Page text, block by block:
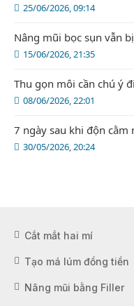
25/06/2026, 09:14
15/06/2026, 21:35
Nâng mũi bọc sụn vẫn
08/06/2026, 22:01
Thu gọn môi cần chú ý
30/05/2026, 20:24
7 ngày sau khi độn cằm
Cắt mắt hai mí
Tạo má lúm đồng tiền
Nâng mũi bằng Filler